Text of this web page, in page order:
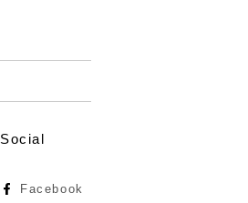
Social
Facebook